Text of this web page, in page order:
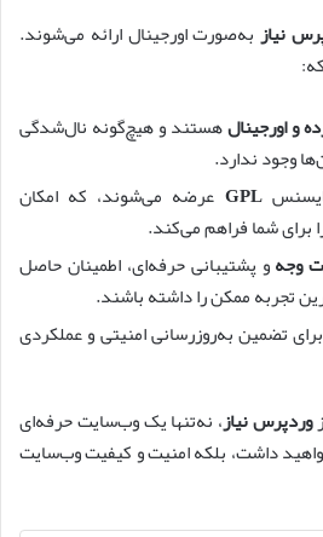
نیازبه‌صورت اورجینال ارائه می‌شوند.
و اورجینالهستند و هیچ‌گونه نال‌شدگی
وجود ندارد.
GPL عرضه می‌شوند، که امکان
برای شما فراهم می‌کند.
وجهو پشتیبانی حرفه‌ای، اطمینان حاصل
تجربه ممکن را داشته باشند.
تضمین به‌روزرسانی امنیتی و عملکردی
وردپرس نیاز، نه‌تنها یک وب‌سایت حرفه‌ای
داشت، بلکه امنیت و کیفیت وب‌سایت